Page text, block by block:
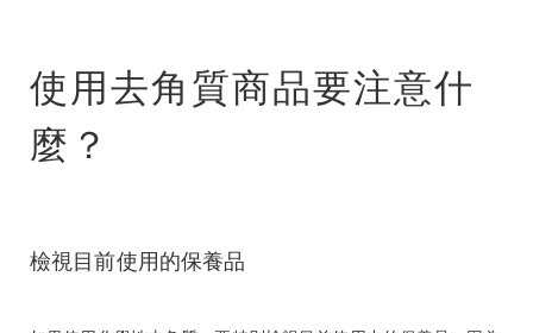
使用去角質商品要注意什
麼？
檢視目前使用的保養品